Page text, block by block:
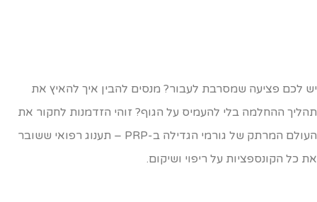
לכם פציעה שמסרבת לעבור? מנסים להבין איך להאיץ את
ההחלמה בלי להעמיס על הגוף? זוהי הזדמנות לחקור את
העולם המרתק של גורמי הגדילה ב-PRP – תענוג רפואי ששובר
כל הקונספציות על ריפוי ושיקום.